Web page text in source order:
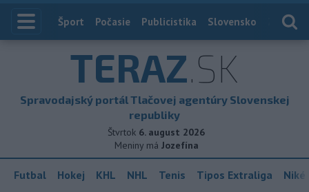
Index
Šport Počasie Publicistika Slovensko
TERAZ.SK
Spravodajský portál Tlačovej agentúry Slovenskej
republiky
Štvrtok 6. august 2026
Meniny má Jozefína
Futbal Hokej KHL NHL Tenis Tipos Extraliga